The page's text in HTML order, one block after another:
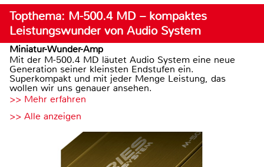
Topthema: M-500.4 MD – kompaktes
Leistungswunder von Audio System
Miniatur-Wunder-Amp
Mit der M-500.4 MD läutet Audio System eine neue
Generation seiner kleinsten Endstufen ein.
Superkompakt und mit jeder Menge Leistung, das
wollen wir uns genauer ansehen.
>> Mehr erfahren
>> Alle anzeigen